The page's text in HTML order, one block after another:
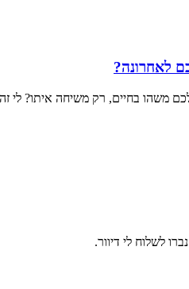
לאחרונה?
משהו בחיים, רק משיחה איתו? לי
לשלוח לי דיוור.